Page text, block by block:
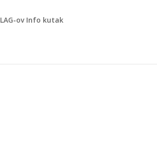
LAG-ov Info kutak